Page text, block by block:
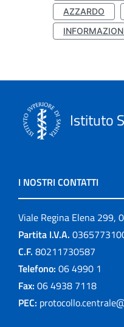
AZZARDO
Istituto
I NOSTRI CONTATTI
Viale Regina Elena 299,
Partita I.V.A.
C.F. 80211730587
Telefono: 06 4990 1
Fax: 06 4938 7118
PEC: